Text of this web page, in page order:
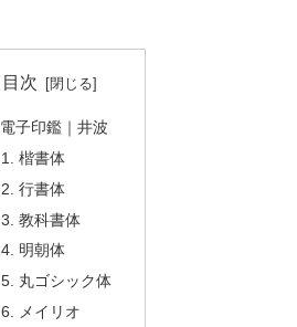
目次
電子印鑑｜井波
楷書体
行書体
教科書体
明朝体
丸ゴシック体
メイリオ